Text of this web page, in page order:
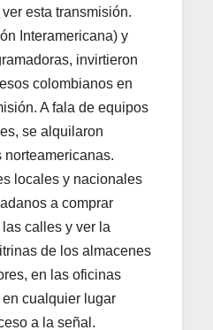
esta transmisión.
Interamericana) y
invirtieron
colombianos en
A fala de equipos
se alquilaron
locales y nacionales
a comprar
calles y ver la
de los almacenes
en las oficinas
cualquier lugar
a la señal.